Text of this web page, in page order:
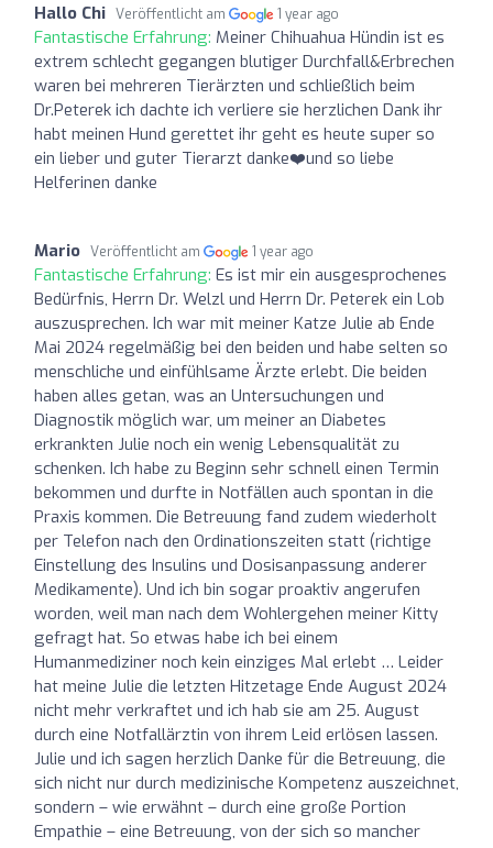
Hallo Chi Veröffentlicht am 1 year ago
Fantastische Erfahrung: Meiner Chihuahua Hündin ist es
extrem schlecht gegangen blutiger Durchfall&Erbrechen
waren bei mehreren Tierärzten und schließlich beim
Dr.Peterek ich dachte ich verliere sie herzlichen Dank ihr
habt meinen Hund gerettet ihr geht es heute super so
ein lieber und guter Tierarzt danke❤️und so liebe
Helferinen danke
Mario Veröffentlicht am 1 year ago
Fantastische Erfahrung: Es ist mir ein ausgesprochenes
Bedürfnis, Herrn Dr. Welzl und Herrn Dr. Peterek ein Lob
auszusprechen. Ich war mit meiner Katze Julie ab Ende
Mai 2024 regelmäßig bei den beiden und habe selten so
menschliche und einfühlsame Ärzte erlebt. Die beiden
haben alles getan, was an Untersuchungen und
Diagnostik möglich war, um meiner an Diabetes
erkrankten Julie noch ein wenig Lebensqualität zu
schenken. Ich habe zu Beginn sehr schnell einen Termin
bekommen und durfte in Notfällen auch spontan in die
Praxis kommen. Die Betreuung fand zudem wiederholt
per Telefon nach den Ordinationszeiten statt (richtige
Einstellung des Insulins und Dosisanpassung anderer
Medikamente). Und ich bin sogar proaktiv angerufen
worden, weil man nach dem Wohlergehen meiner Kitty
gefragt hat. So etwas habe ich bei einem
Humanmediziner noch kein einziges Mal erlebt … Leider
hat meine Julie die letzten Hitzetage Ende August 2024
nicht mehr verkraftet und ich hab sie am 25. August
durch eine Notfallärztin von ihrem Leid erlösen lassen.
Julie und ich sagen herzlich Danke für die Betreuung, die
sich nicht nur durch medizinische Kompetenz auszeichnet,
sondern – wie erwähnt – durch eine große Portion
Empathie – eine Betreuung, von der sich so mancher